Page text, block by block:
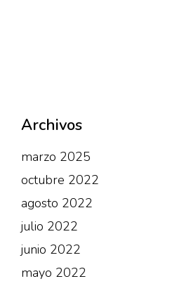
Archivos
marzo 2025
octubre 2022
agosto 2022
julio 2022
junio 2022
mayo 2022